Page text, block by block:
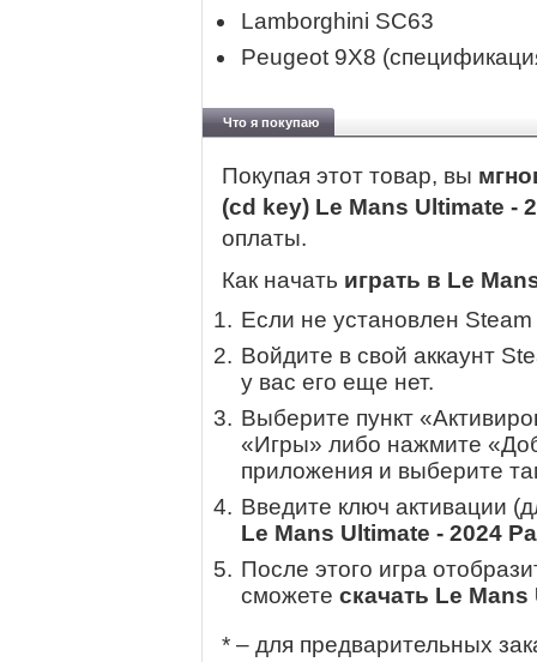
Lamborghini SC63
Peugeot 9X8
Что я покупаю
Покупая этот товар, вы
(cd key) Le Mans Ultimate -
оплаты.
Как начать играть в Le
Если не установлен
Войдите в свой аккаунт
у вас его еще нет.
Выберите пункт
«Игры» либо нажмите
приложения и выберите
Введите ключ активации
Le Mans Ultimate - 2024
После этого игра
сможете скачать Le
* – для предварительных